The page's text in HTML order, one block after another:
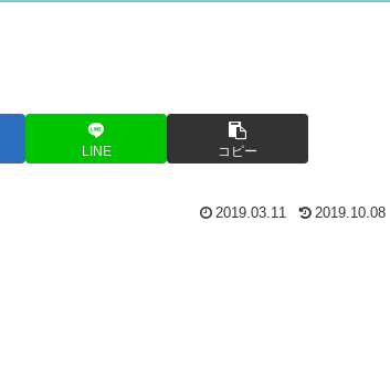
LINE コピー
2019.03.11 2019.10.08